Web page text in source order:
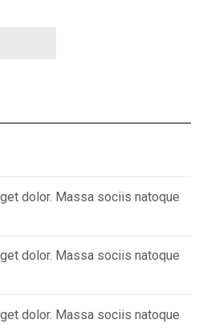
dolor. Massa sociis natoque
dolor. Massa sociis natoque
dolor. Massa sociis natoque